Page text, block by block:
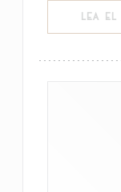
LEA EL